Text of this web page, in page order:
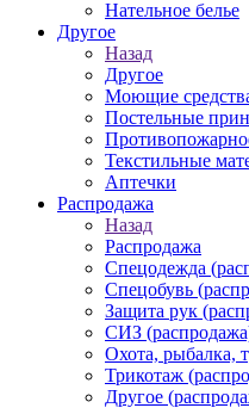
Нательное белье
Другое
Назад
Другое
Моющие
Постельные
Текстильные
Аптечки
Распродажа
Назад
Распродажа
Спецодежда
Спецобувь
Защита рук
СИЗ
Охота, рыбалка,
Трикотаж
Другое